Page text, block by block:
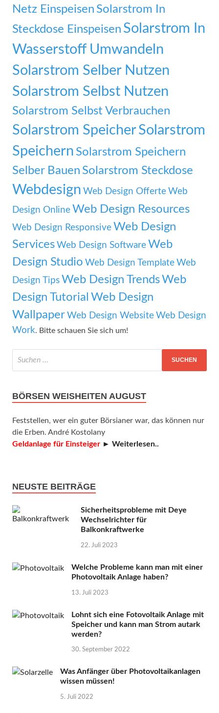
Netz Einspeisen Solarstrom In
Steckdose Einspeisen Solarstrom In
Wasserstoff Umwandeln
Solarstrom Selber Nutzen
Solarstrom Selbst Nutzen
Solarstrom Selbst Verbrauchen
Solarstrom SpeicherSolarstrom
Speichern Solarstrom Speichern
Selber Bauen Solarstrom Steckdose
Webdesign Web Design Offerte Web
Design Online Web Design Resources
Web Design Responsive Web Design
Services Web Design Software Web
Design Studio Web Design Template Web
Design Tips Web Design TrendsWeb
Design Tutorial Web Design
Wallpaper Web Design Website Web Design
Work. Bitte schauen Sie sich um!
BÖRSEN WEISHEITEN AUGUST
Feststellen, wer ein guter Börsianer war, das können nur
die Erben. André Kostolany
Geldanlage für Einsteiger ► Weiterlesen..
NEUSTE BEITRÄGE
Sicherheitsprobleme mit Deye
Wechselrichter für
Balkonkraftwerke
22. Juli 2023
Welche Probleme kann man mit einer
Photovoltaik Anlage haben?
13. Juli 2023
Lohnt sich eine Fotovoltaik Anlage mit
Speicher und kann man Strom autark
werden?
30. September 2022
Was Anfänger über Photovoltaikanlagen
wissen müssen!
5. Juli 2022